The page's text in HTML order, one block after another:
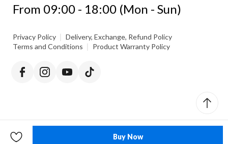
Buy Now
From 09:00 - 18:00 (Mon - Sun)
Privacy Policy | Delivery, Exchange, Refund Policy
Terms and Conditions | Product Warranty Policy